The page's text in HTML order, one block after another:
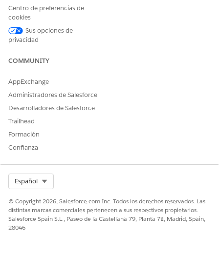
Configurar los datos requeridos para Next Best Customer
Configure los datos requeridos para mostrar cuentas en el
componente Next Best Customer y los cálculos de
puntuación de cuentas de asistencia.
Obtener ayuda para el Generador de aplicaciones
Lightning
¿RESOLVIÓ ESTE ARTÍCULO SU PROBLEMA?
Sí No
Centro de preferencias de
cookies
Sus opciones de
privacidad
COMMUNITY
AppExchange
Administradores de Salesforce
Desarrolladores de Salesforce
Trailhead
Formación
Confianza
Español
© Copyright 2026, Salesforce.com Inc. Todos los derechos reservados. Las
distintas marcas comerciales pertenecen a sus respectivos propietarios.
Salesforce Spain S.L., Paseo de la Castellana 79, Planta 7ª, Madrid, Spain,
28046